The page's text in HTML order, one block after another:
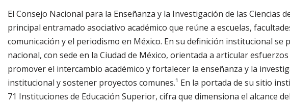
El Consejo Nacional para la Enseñanza y la Investigación de las Ciencias
principal entramado asociativo académico que reúne a escuelas,
comunicación y el periodismo en México. En su definición institucional se
nacional, con sede en la Ciudad de México, orientada a articular
promover el intercambio académico y fortalecer la enseñanza y la
institucional y sostener proyectos comunes.¹ En la portada de su sitio
71 Instituciones de Educación Superior, cifra que dimensiona el alcance